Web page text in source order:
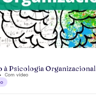
à Psicologia Organizacional
Com vídeo